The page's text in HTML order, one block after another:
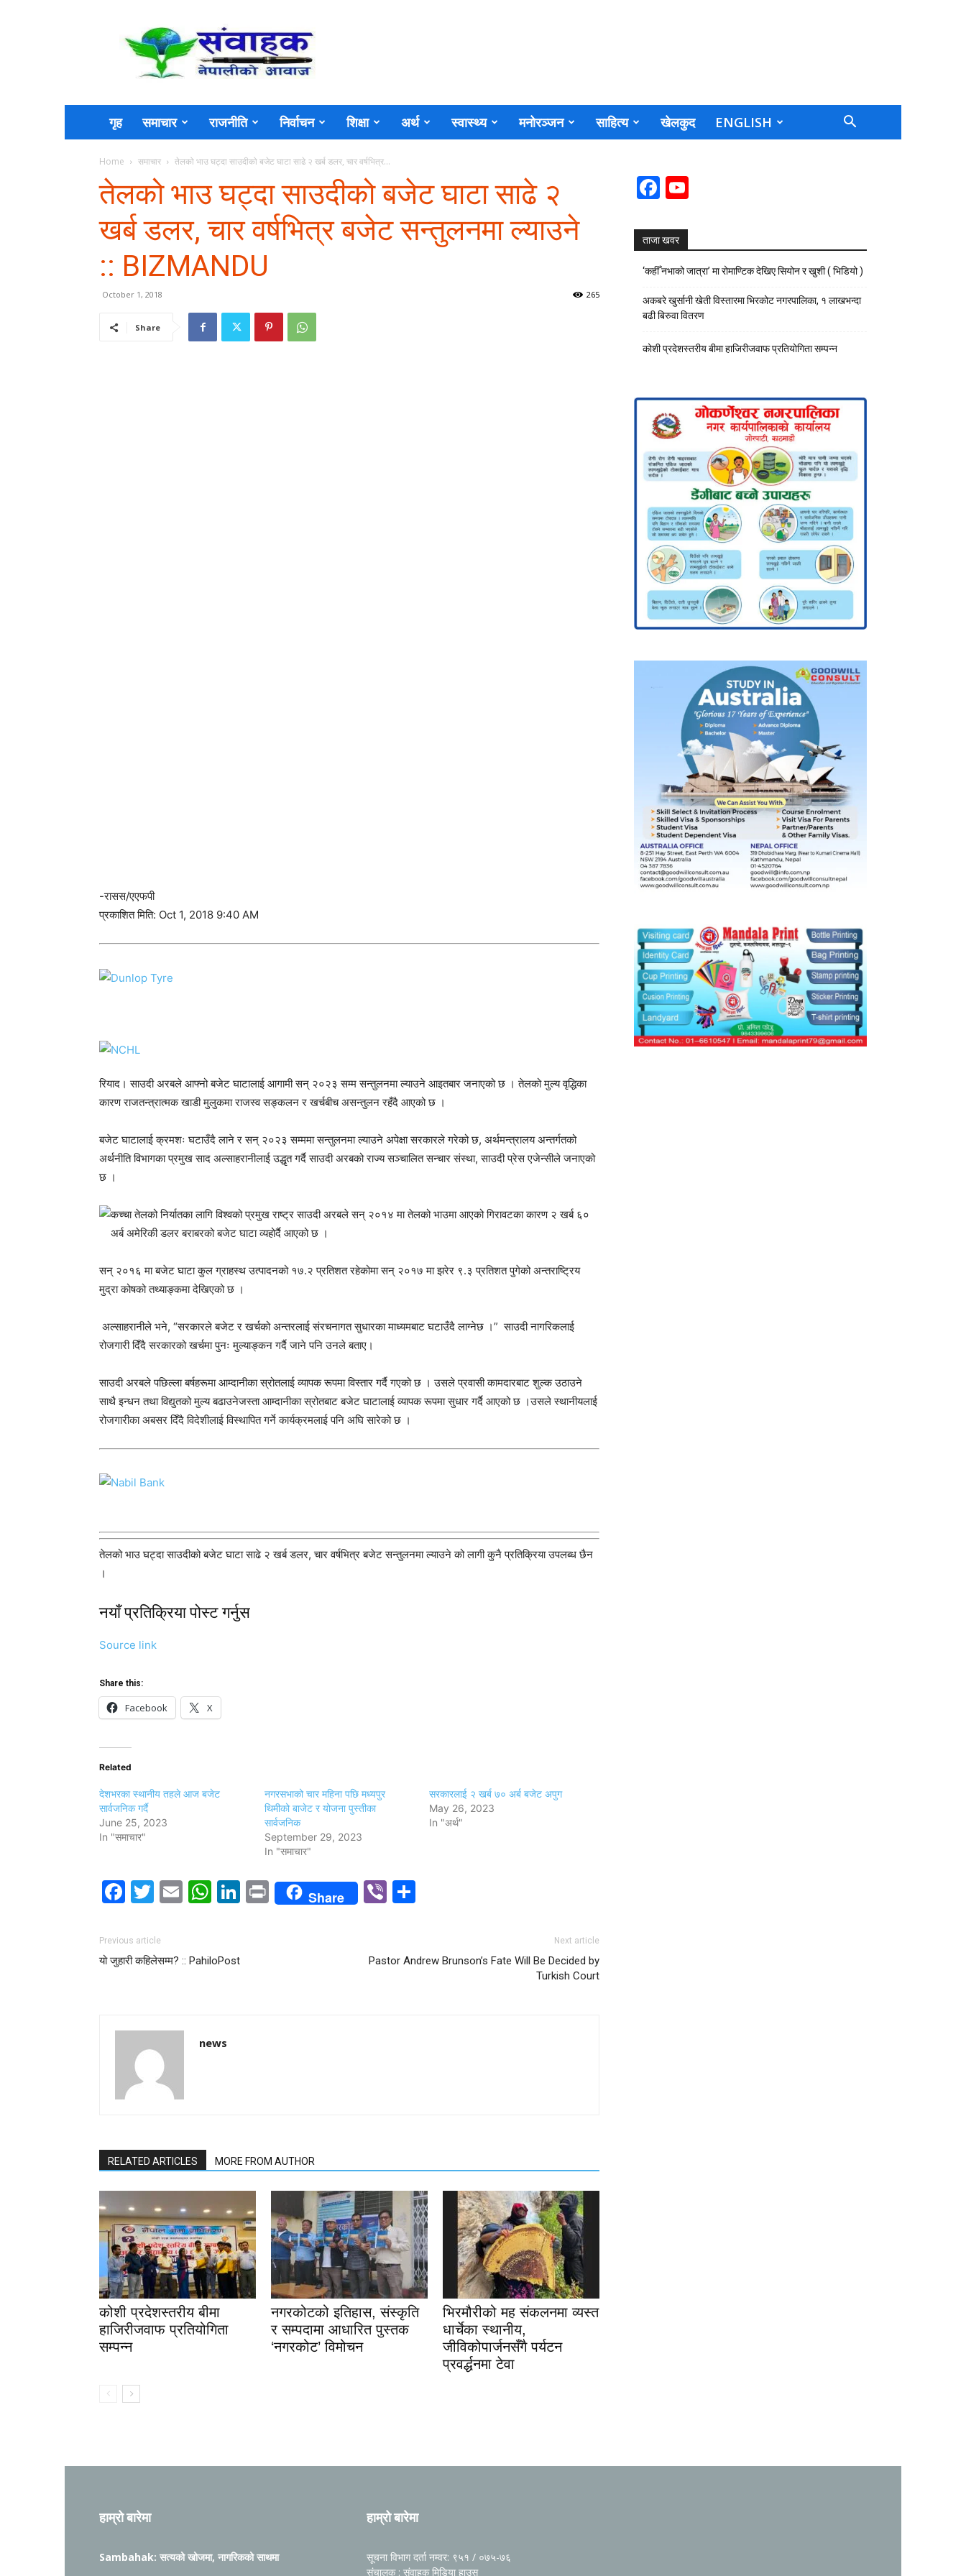
Sambahak
गृह समाचार राजनीति निर्वाचन शिक्षा अर्थ स्वास्थ्य मनोरञ्जन साहित्य खेलकुद ENGLISH
Home समाचार तेलको भाउ घट्दा साउदीको बजेट घाटा साढे २ खर्ब डलर, चार वर्षभित्र...
तेलको भाउ घट्दा साउदीको बजेट घाटा साढे २
खर्ब डलर, चार वर्षभित्र बजेट सन्तुलनमा ल्याउने
:: BIZMANDU
October 1, 2018 265
Share
-रासस/एएफपी
प्रकाशित मिति: Oct 1, 2018 9:40 AM
रियाद। साउदी अरबले आफ्नो बजेट घाटालाई आगामी सन् २०२३ सम्म सन्तुलनमा ल्याउने आइतबार जनाएको छ । तेलको मुल्य वृद्धिका
कारण राजतन्त्रात्मक खाडी मुलुकमा राजस्व सङ्कलन र खर्चबीच असन्तुलन रहँदै आएको छ ।
बजेट घाटालाई क्रमशः घटाउँदै लाने र सन् २०२३ सम्ममा सन्तुलनमा ल्याउने अपेक्षा सरकारले गरेको छ, अर्थमन्त्रालय अन्तर्गतको
अर्थनीति विभागका प्रमुख साद अल्साहरानीलाई उद्धृत गर्दै साउदी अरबको राज्य सञ्चालित सन्चार संस्था, साउदी प्रेस एजेन्सीले जनाएको
छ ।
कच्चा तेलको निर्यातका लागि विश्वको प्रमुख राष्ट्र साउदी अरबले सन् २०१४ मा तेलको भाउमा आएको गिरावटका कारण २ खर्ब ६०
अर्ब अमेरिकी डलर बराबरको बजेट घाटा व्यहोर्दै आएको छ ।
सन् २०१६ मा बजेट घाटा कुल ग्राहस्थ उत्पादनको १७.२ प्रतिशत रहेकोमा सन् २०१७ मा झरेर ९.३ प्रतिशत पुगेको अन्तराष्ट्रिय
मुद्रा कोषको तथ्याङ्कमा देखिएको छ ।
अल्साहरानीले भने, “सरकारले बजेट र खर्चको अन्तरलाई संरचनागत सुधारका माध्यमबाट घटाउँदै लाग्नेछ ।” साउदी नागरिकलाई
रोजगारी दिँदै सरकारको खर्चमा पुनः मुल्याङ्कन गर्दै जाने पनि उनले बताए।
साउदी अरबले पछिल्ला बर्षहरूमा आम्दानीका स्रोतलाई व्यापक रूपमा विस्तार गर्दै गएको छ । उसले प्रवासी कामदारबाट शुल्क उठाउने
साथै इन्धन तथा विद्युतको मुल्य बढाउनेजस्ता आम्दानीका स्रोतबाट बजेट घाटालाई व्यापक रूपमा सुधार गर्दै आएको छ ।उसले स्थानीयलाई
रोजगारीका अबसर दिँदै विदेशीलाई विस्थापित गर्ने कार्यक्रमलाई पनि अघि सारेको छ ।
तेलको भाउ घट्दा साउदीको बजेट घाटा साढे २ खर्ब डलर, चार वर्षभित्र बजेट सन्तुलनमा ल्याउने को लागी कुनै प्रतिक्रिया उपलब्ध छैन
।
नयाँ प्रतिक्रिया पोस्ट गर्नुस
Source link
Share this:
Facebook X
Related
देशभरका स्थानीय तहले आज बजेट
सार्वजनिक गर्दै
June 25, 2023
In "समाचार"
नगरसभाको चार महिना पछि मध्यपुर
थिमीको बाजेट र योजना पुस्तीका
सार्वजनिक
September 29, 2023
In "समाचार"
सरकारलाई २ खर्ब ७० अर्ब बजेट अपुग
May 26, 2023
In "अर्थ"
Facebook
Twitter
EmailWhatsApp
LinkedIn
PrintShare Viber
Previous article
यो जुहारी कहिलेसम्म? :: PahiloPost
Next article
Pastor Andrew Brunson’s Fate Will Be Decided by
Turkish Court
news
RELATED ARTICLES MORE FROM AUTHOR
कोशी प्रदेशस्तरीय बीमा
हाजिरीजवाफ प्रतियोगिता
सम्पन्न
नगरकोटको इतिहास, संस्कृति
र सम्पदामा आधारित पुस्तक
‘नगरकोट’ विमोचन
भिरमौरीको मह संकलनमा व्यस्त
धार्चेका स्थानीय,
जीविकोपार्जनसँगै पर्यटन
प्रवर्द्धनमा टेवा
Facebook
ताजा खवर
‘कहीँ नभाको जात्रा’ मा रोमाण्टिक देखिए सियोन र खुशी ( भिडियो )
अकबरे खुर्सानी खेती विस्तारमा भिरकोट नगरपालिका, १ लाखभन्दा
बढी बिरुवा वितरण
कोशी प्रदेशस्तरीय बीमा हाजिरीजवाफ प्रतियोगिता सम्पन्न
हाम्रो बारेमा
Sambahak: सत्यको खोजमा, नागरिकको साथमा
हाम्रो बारेमा
सूचना विभाग दर्ता नम्वर: ९५१ / ०७५-७६
संचालक : संवाहक मिडिया हाउस